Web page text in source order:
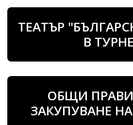
ТЕАТЪР
В ТУРНЕ
ОБЩИ
ЗАКУПУВАНЕ